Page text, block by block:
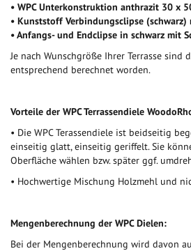
• WPC Unterkonstruktion anthrazit 30 x
• Kunststoff Verbindungsclipse (schwarz)
• Anfangs- und Endclipse in schwarz mit
Je nach Wunschgröße Ihrer Terrasse sind
entsprechend berechnet worden.
Vorteile der WPC Terrassendiele
• Die WPC Terassendiele ist beidseitig
einseitig glatt, einseitig geriffelt. Sie
Oberfläche wählen bzw. später ggf.
• Hochwertige Mischung Holzmehl und
Mengenberechnung der WPC Dielen:
Bei der Mengenberechnung wird davon